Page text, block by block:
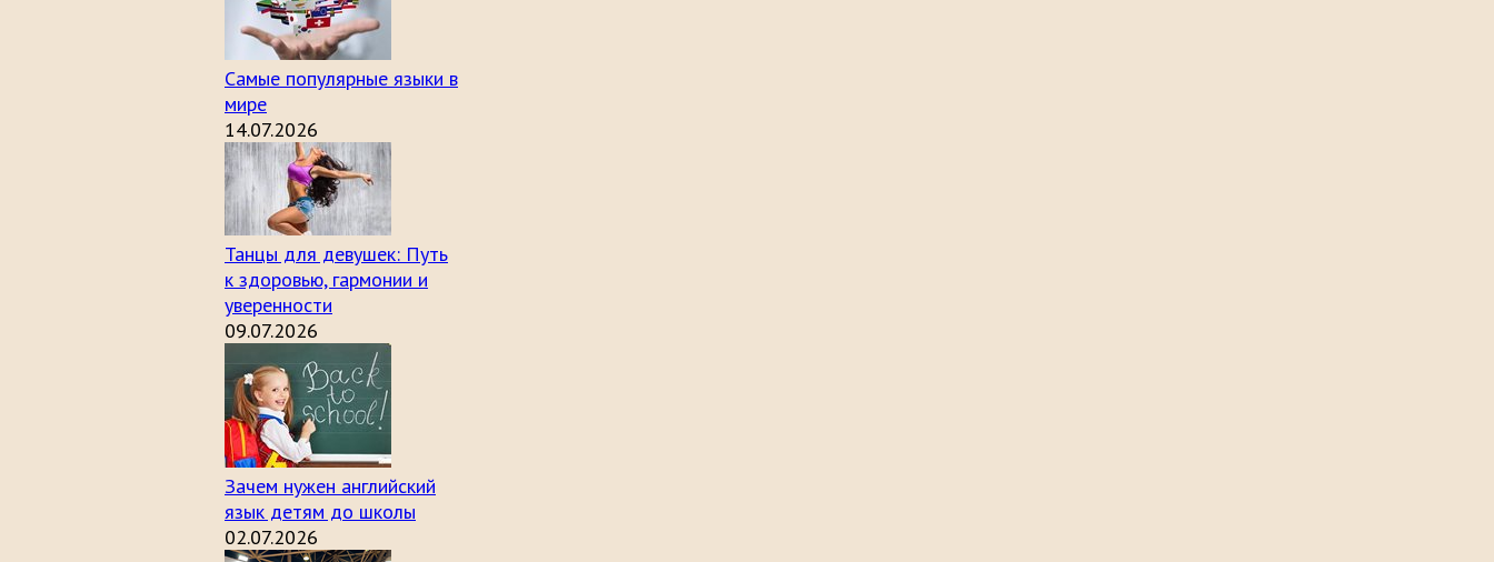
Самые популярные языки в
мире
14.07.2026
Танцы для девушек: Путь
к здоровью, гармонии и
уверенности
09.07.2026
Зачем нужен английский
язык детям до школы
02.07.2026